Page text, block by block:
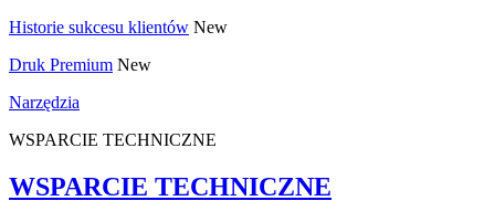
Historie sukcesu klientów New
Druk Premium New
Narzędzia
WSPARCIE TECHNICZNE
WSPARCIE TECHNICZNE